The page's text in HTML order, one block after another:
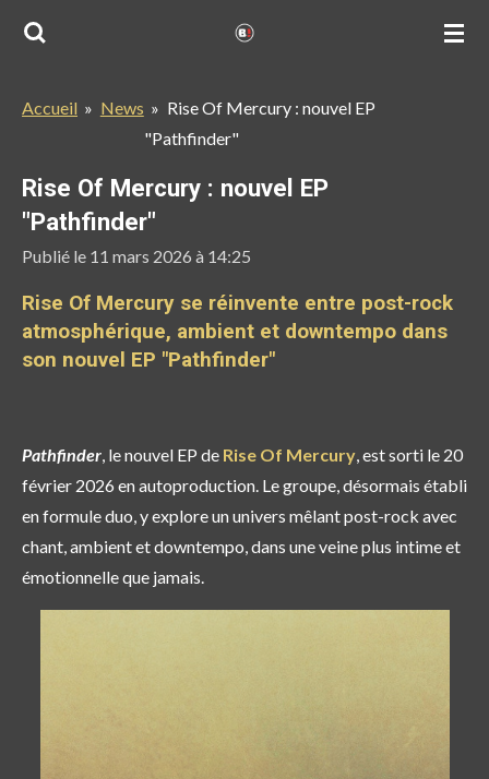
Passer
principal
Accueil » News » Rise Of Mercury : nouvel EP
"Pathfinder"
Rise Of Mercury : nouvel EP
"Pathfinder"
Publié le 11 mars 2026 à 14:25
Rise Of Mercury se réinvente entre post-rock
atmosphérique, ambient et downtempo dans
son nouvel EP "Pathfinder"
Pathfinder, le nouvel EP de Rise Of Mercury, est sorti le 20
février 2026 en autoproduction. Le groupe, désormais établi
en formule duo, y explore un univers mêlant post-rock avec
chant, ambient et downtempo, dans une veine plus intime et
émotionnelle que jamais.